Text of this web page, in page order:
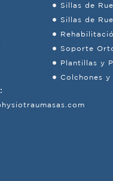
Sillas de
Sillas de
Soporte
Plantillas y
Colchones y